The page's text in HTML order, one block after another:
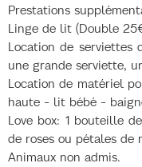
Prestations
Linge de lit (Double
Location de
une grande serviette,
Location de matériel
haute - lit bébé -
Love box: 1 bouteille
de roses ou pétales de
Animaux non admis.